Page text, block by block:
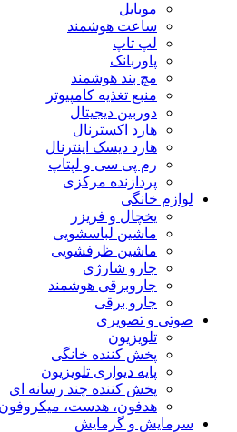
موبایل
ساعت هوشمند
لپ تاپ
پاوربانک
مچ بند هوشمند
منبع تغذیه کامپیوتر
دوربین دیجیتال
هارد اکسترنال
هارد دیسک اینترنال
رم پی سی و لپتاپ
پردازنده مرکزی
لوازم خانگی
یخچال و فریزر
ماشین لباسشویی
ماشین ظرفشویی
جارو شارژی
جاروبرقی هوشمند
جارو برقی
صوتی و تصویری
تلویزیون
پخش کننده خانگی
پایه دیواری تلویزیون
پخش کننده چند رسانه ای
هدفون، هدست،
سرمایش و گرمایش